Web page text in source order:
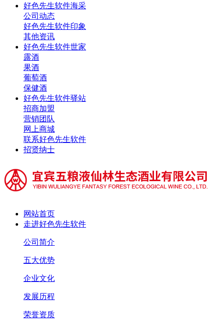
好色先生软件海采
公司动态
好色先生软件印象
其他资讯
好色先生软件世家
露酒
果酒
葡萄酒
保健酒
好色先生软件驿站
招商加盟
营销团队
网上商城
联系好色先生软件
招贤纳士
网站首页
走进好色先生软件
公司简介
五大优势
企业文化
发展历程
荣誉资质